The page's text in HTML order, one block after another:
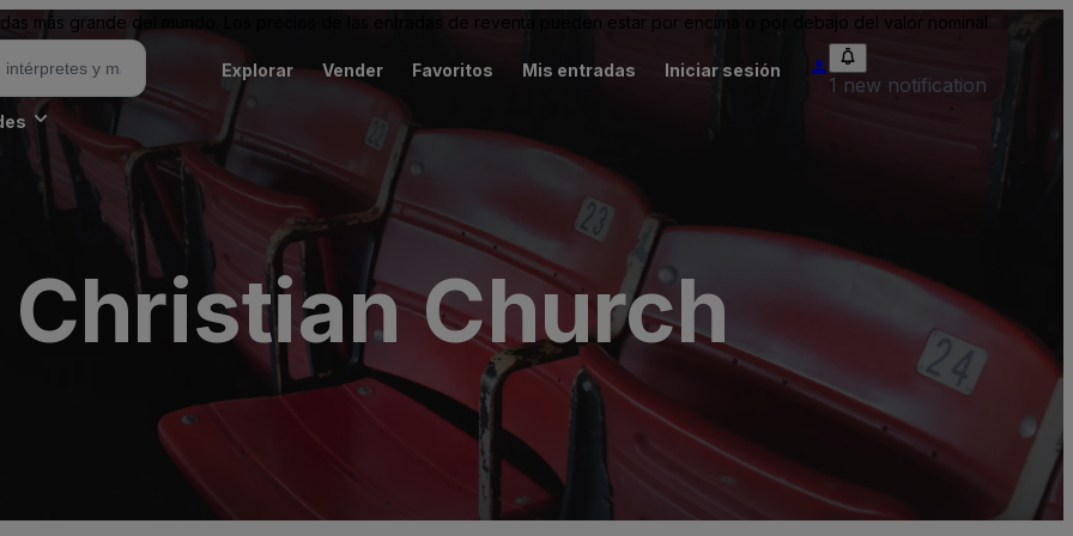
más grande del mundo. Los precios de las entradas de reventa pueden estar por encima o por debajo del valor nominal.
Explorar Vender Favoritos Mis entradas Iniciar sesión
1 new notification
Church